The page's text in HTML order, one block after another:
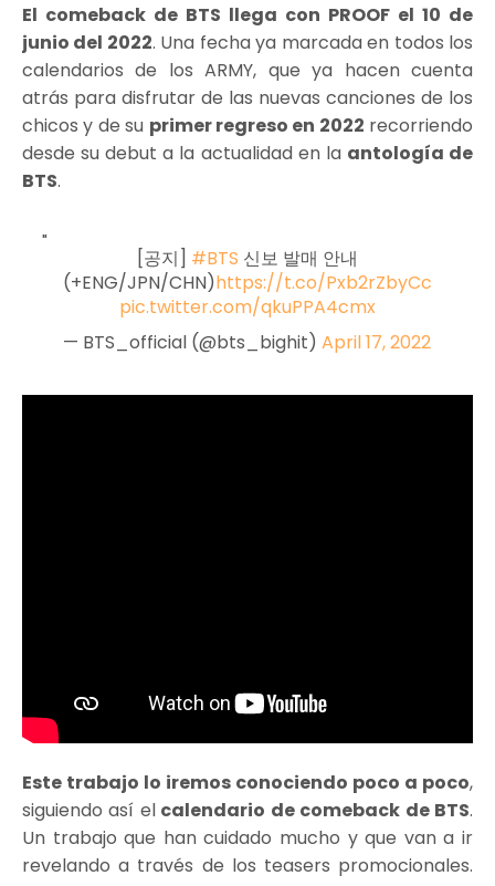
El comeback de BTS llega con PROOF el 10 de
junio del 2022. Una fecha ya marcada en todos los
calendarios de los ARMY, que ya hacen cuenta
atrás para disfrutar de las nuevas canciones de los
chicos y de su primer regreso en 2022 recorriendo
desde su debut a la actualidad en la antología de
BTS.
[공지] #BTS 신보 발매 안내
(+ENG/JPN/CHN)https://t.co/Pxb2rZbyCc
pic.twitter.com/qkuPPA4cmx
— BTS_official (@bts_bighit)April 17, 2022
Este trabajo lo iremos conociendo poco a poco,
siguiendo así elcalendario de comeback de BTS.
Un trabajo que han cuidado mucho y que van a ir
revelando a través de los teasers promocionales.